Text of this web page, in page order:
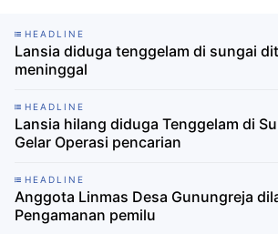
HEADLINE
Lansia diduga tenggelam di sungai
meninggal
HEADLINE
Lansia hilang diduga Tenggelam di
Gelar Operasi pencarian
HEADLINE
Anggota Linmas Desa Gunungreja
Pengamanan pemilu